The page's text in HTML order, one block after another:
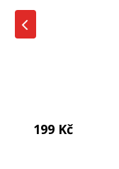
199 Kč